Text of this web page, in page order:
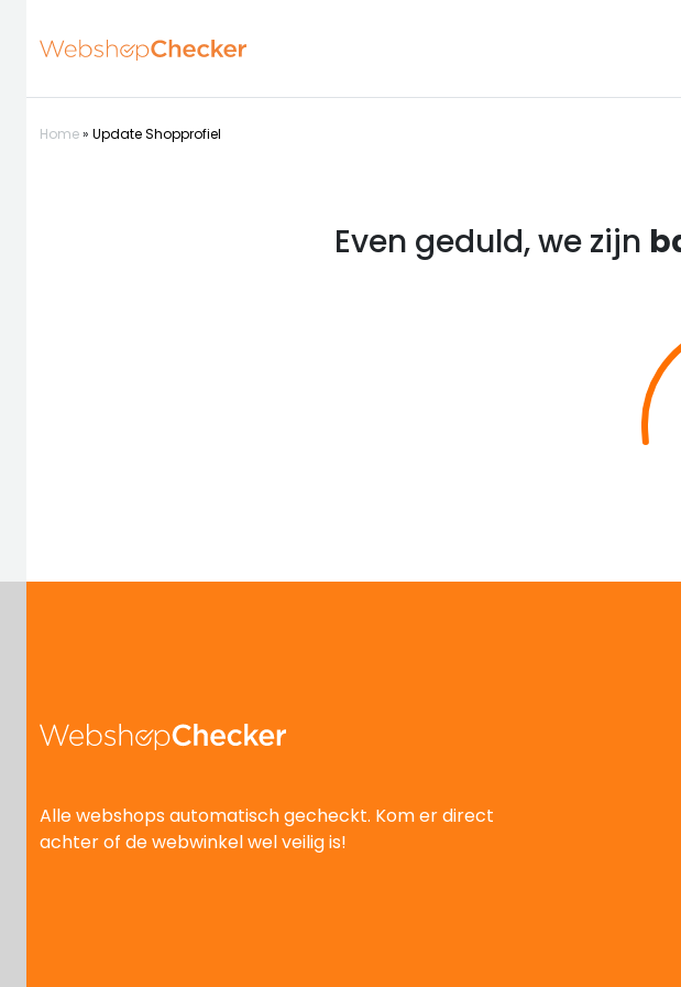
Home» Update Shopprofiel
Even geduld, we zijn
Alle webshops automatisch gecheckt. Kom er direct
achter of de webwinkel wel veilig is!